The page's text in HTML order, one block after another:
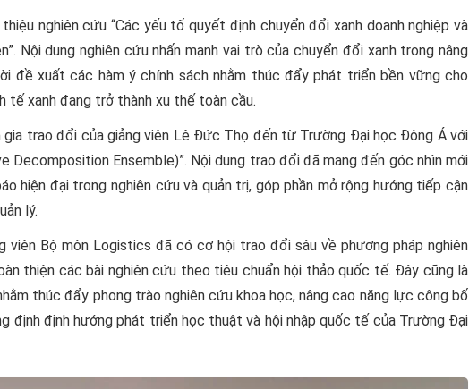
nghiên cứu “Các yếu tố quyết định chuyển đổi xanh doanh nghiệp và
Nội dung nghiên cứu nhấn mạnh vai trò của chuyển đổi xanh trong nâng
đề xuất các hàm ý chính sách nhằm thúc đẩy phát triển bền vững cho
tế xanh đang trở thành xu thế toàn cầu.
trao đổi của giảng viên Lê Đức Thọ đến từ Trường Đại học Đông Á với
Decomposition Ensemble)”. Nội dung trao đổi đã mang đến góc nhìn mới
hiện đại trong nghiên cứu và quản trị, góp phần mở rộng hướng tiếp cận
lý.
viên Bộ môn Logistics đã có cơ hội trao đổi sâu về phương pháp nghiên
thiện các bài nghiên cứu theo tiêu chuẩn hội thảo quốc tế. Đây cũng là
thúc đẩy phong trào nghiên cứu khoa học, nâng cao năng lực công bố
định định hướng phát triển học thuật và hội nhập quốc tế của Trường Đại